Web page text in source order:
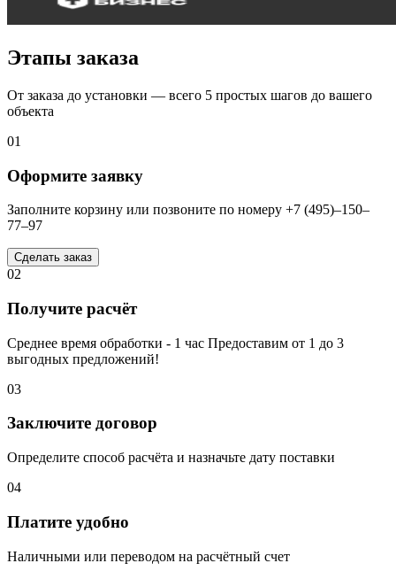
Этапы заказа
От заказа до установки — всего 5 простых шагов до вашего
объекта
01
Оформите заявку
Заполните корзину или позвоните по номеру +7 (495)–150–
77–97
Сделать заказ
02
Получите расчёт
Среднее время обработки - 1 час Предоставим от 1 до 3
выгодных предложений!
03
Заключите договор
Определите способ расчёта и назначьте дату поставки
04
Платите удобно
Наличными или переводом на расчётный счет